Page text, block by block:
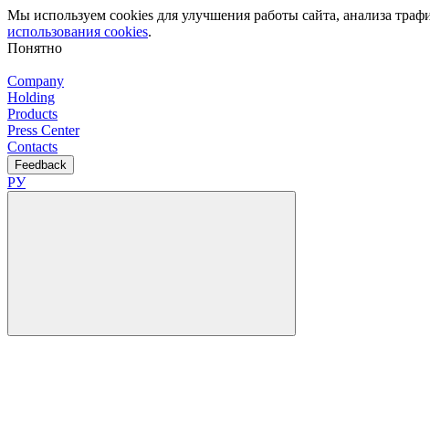
Мы используем cookies для улучшения работы сайта, анализа
использования cookies.
Понятно
Company
Holding
Products
Press Center
Contacts
Feedback
РУ